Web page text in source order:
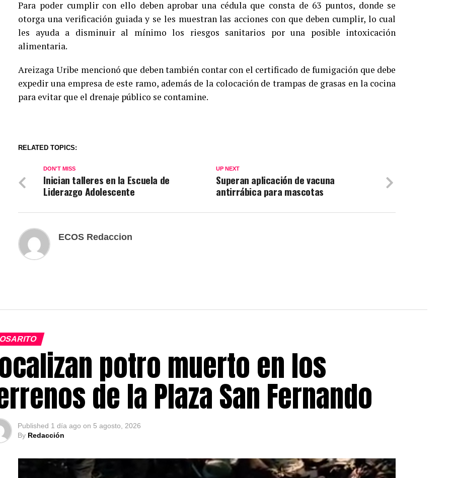
Para poder cumplir con ello deben aprobar una cédula que consta de 63 puntos, donde se
otorga una verificación guiada y se les muestran las acciones con que deben cumplir, lo cual
les ayuda a disminuir al mínimo los riesgos sanitarios por una posible intoxicación
alimentaria.
Areizaga Uribe mencionó que deben también contar con el certificado de fumigación que debe
expedir una empresa de este ramo, además de la colocación de trampas de grasas en la cocina
para evitar que el drenaje público se contamine.
RELATED TOPICS:
UP NEXT
Superan aplicación de vacuna
antirrábica para mascotas
DON'T MISS
Inician talleres en la Escuela de
Liderazgo Adolescente
ECOS Redaccion
potro muerto en los
de la Plaza San Fernando
Published 1 día ago on 5 agosto, 2026
By Redacción